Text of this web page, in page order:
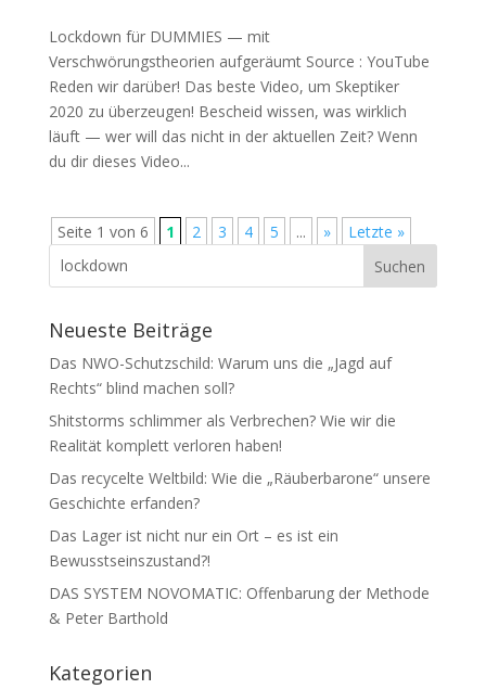
Lockdown für DUMMIES — mit
Verschwörungstheorien aufgeräumt Source : YouTube
Reden wir darüber! Das bes­te Video, um Skep­ti­ker
2020 zu über­zeu­gen! Bescheid wis­sen, was wirk­lich
läuft — wer will das nicht in der aktu­el­len Zeit? Wenn
du dir die­ses Video...
Seite 1 von 6 1 2 3 4 5 ... » Letzte »
Neueste Beiträge
Das NWO-Schutzschild: Warum uns die „Jagd auf
Rechts“ blind machen soll?
Shitstorms schlimmer als Verbrechen? Wie wir die
Realität komplett verloren haben!
Das recycelte Weltbild: Wie die „Räuberbarone“ unsere
Geschichte erfanden?
Das Lager ist nicht nur ein Ort – es ist ein
Bewusstseinszustand?!
DAS SYSTEM NOVOMATIC: Offenbarung der Methode
& Peter Barthold
Kategorien